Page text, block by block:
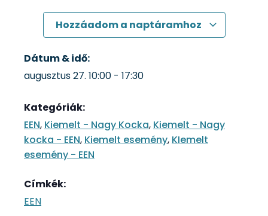
Hozzáadom a naptáramhoz
Dátum & idő:
augusztus 27. 10:00 - 17:30
Kategóriák:
EEN, Kiemelt - Nagy Kocka, Kiemelt - Nagy
kocka - EEN, Kiemelt esemény, KIemelt
esemény - EEN
Címkék:
EEN